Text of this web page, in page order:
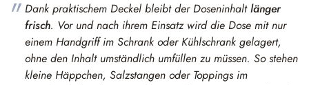
Dank praktischem Deckel bleibt der Doseninhaltlänger
frisch. Vor und nach ihrem Einsatz wird die Dose mit nur
einem Handgriff im Schrank oder Kühlschrank gelagert,
ohne den Inhalt umständlich umfüllen zu müssen. So stehen
kleine Häppchen, Salzstangen oder Toppings im